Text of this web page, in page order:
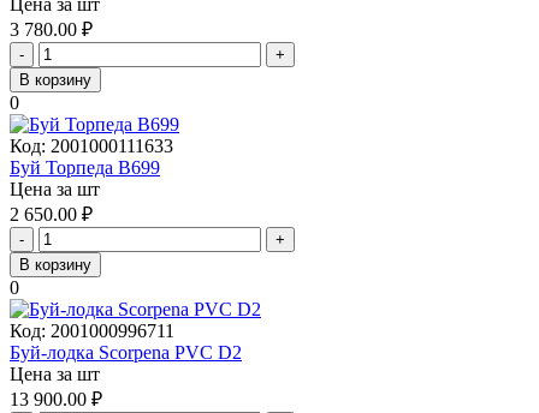
3 780.00 ₽
-
+
В корзину
0
Код: 2001000111633
Буй Торпеда B699
Цена за шт
2 650.00 ₽
-
+
В корзину
0
Код: 2001000996711
Буй-лодка Scorpena PVC D2
Цена за шт
13 900.00 ₽